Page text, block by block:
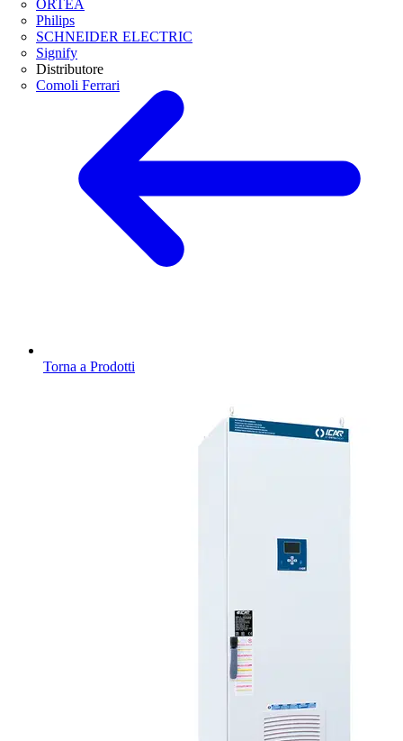
ORTEA
Philips
SCHNEIDER ELECTRIC
Signify
Distributore
Comoli Ferrari
Torna a Prodotti